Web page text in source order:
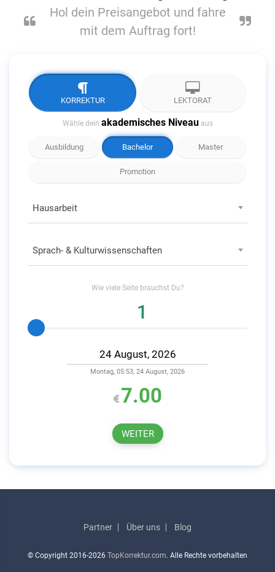
Hol dein Preisangebot und fahre
mit dem Auftrag fort!
KORREKTUR LEKTORAT
Wähle dein akademisches Niveau aus
Ausbildung Bachelor Master
Promotion
Hausarbeit
Sprach- & Kulturwissenschaften
Wie viele Seitebrauchst Du?
7.00
Montag, 05:53, 24 August, 2026
WEITER
Partner Über uns Blog
© Copyright 2016-2026 TopKorrektur.com. Alle Rechte vorbehalten